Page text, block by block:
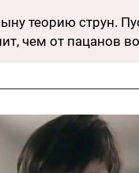
теорию струн.
чем от пацанов